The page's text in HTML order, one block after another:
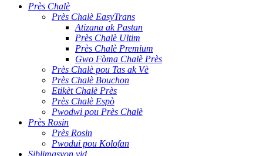
Près Chalè
Près Chalè EasyTrans
Atizana ak Pastan
Près Chalè Ultim
Près Chalè Premium
Gwo Fòma Chalè Près
Près Chalè pou Tas ak Vè
Près Chalè Bouchon
Etikèt Chalè Près
Près Chalè Espò
Pwodwi pou Près Chalè
Près Rosin
Près Rosin
Pwodui pou Kolofan
Siblimasyon vid